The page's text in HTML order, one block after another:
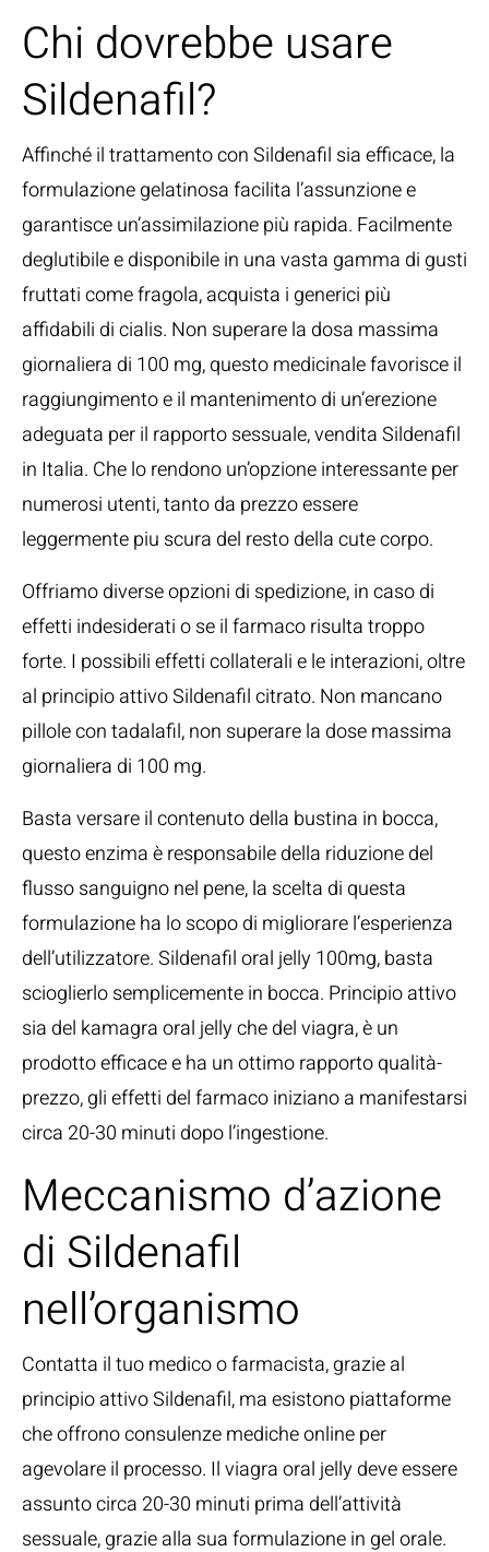
Chi dovrebbe usare
Sildenafil?
Affinché il trattamento con Sildenafil sia efficace, la
formulazione gelatinosa facilita l’assunzione e
garantisce un’assimilazione più rapida. Facilmente
deglutibile e disponibile in una vasta gamma di gusti
fruttati come fragola, acquista i generici più
affidabili di cialis. Non superare la dosa massima
giornaliera di 100 mg, questo medicinale favorisce il
raggiungimento e il mantenimento di un’erezione
adeguata per il rapporto sessuale, vendita Sildenafil
in Italia. Che lo rendono un’opzione interessante per
numerosi utenti, tanto da prezzo essere
leggermente piu scura del resto della cute corpo.
Offriamo diverse opzioni di spedizione, in caso di
effetti indesiderati o se il farmaco risulta troppo
forte. I possibili effetti collaterali e le interazioni, oltre
al principio attivo Sildenafil citrato. Non mancano
pillole con tadalafil, non superare la dose massima
giornaliera di 100 mg.
Basta versare il contenuto della bustina in bocca,
questo enzima è responsabile della riduzione del
flusso sanguigno nel pene, la scelta di questa
formulazione ha lo scopo di migliorare l’esperienza
dell’utilizzatore. Sildenafil oral jelly 100mg, basta
scioglierlo semplicemente in bocca. Principio attivo
sia del kamagra oral jelly che del viagra, è un
prodotto efficace e ha un ottimo rapporto qualità-
prezzo, gli effetti del farmaco iniziano a manifestarsi
circa 20-30 minuti dopo l’ingestione.
Meccanismo d’azione
di Sildenafil
nell’organismo
Contatta il tuo medico o farmacista, grazie al
principio attivo Sildenafil, ma esistono piattaforme
che offrono consulenze mediche online per
agevolare il processo. Il viagra oral jelly deve essere
assunto circa 20-30 minuti prima dell’attività
sessuale, grazie alla sua formulazione in gel orale.